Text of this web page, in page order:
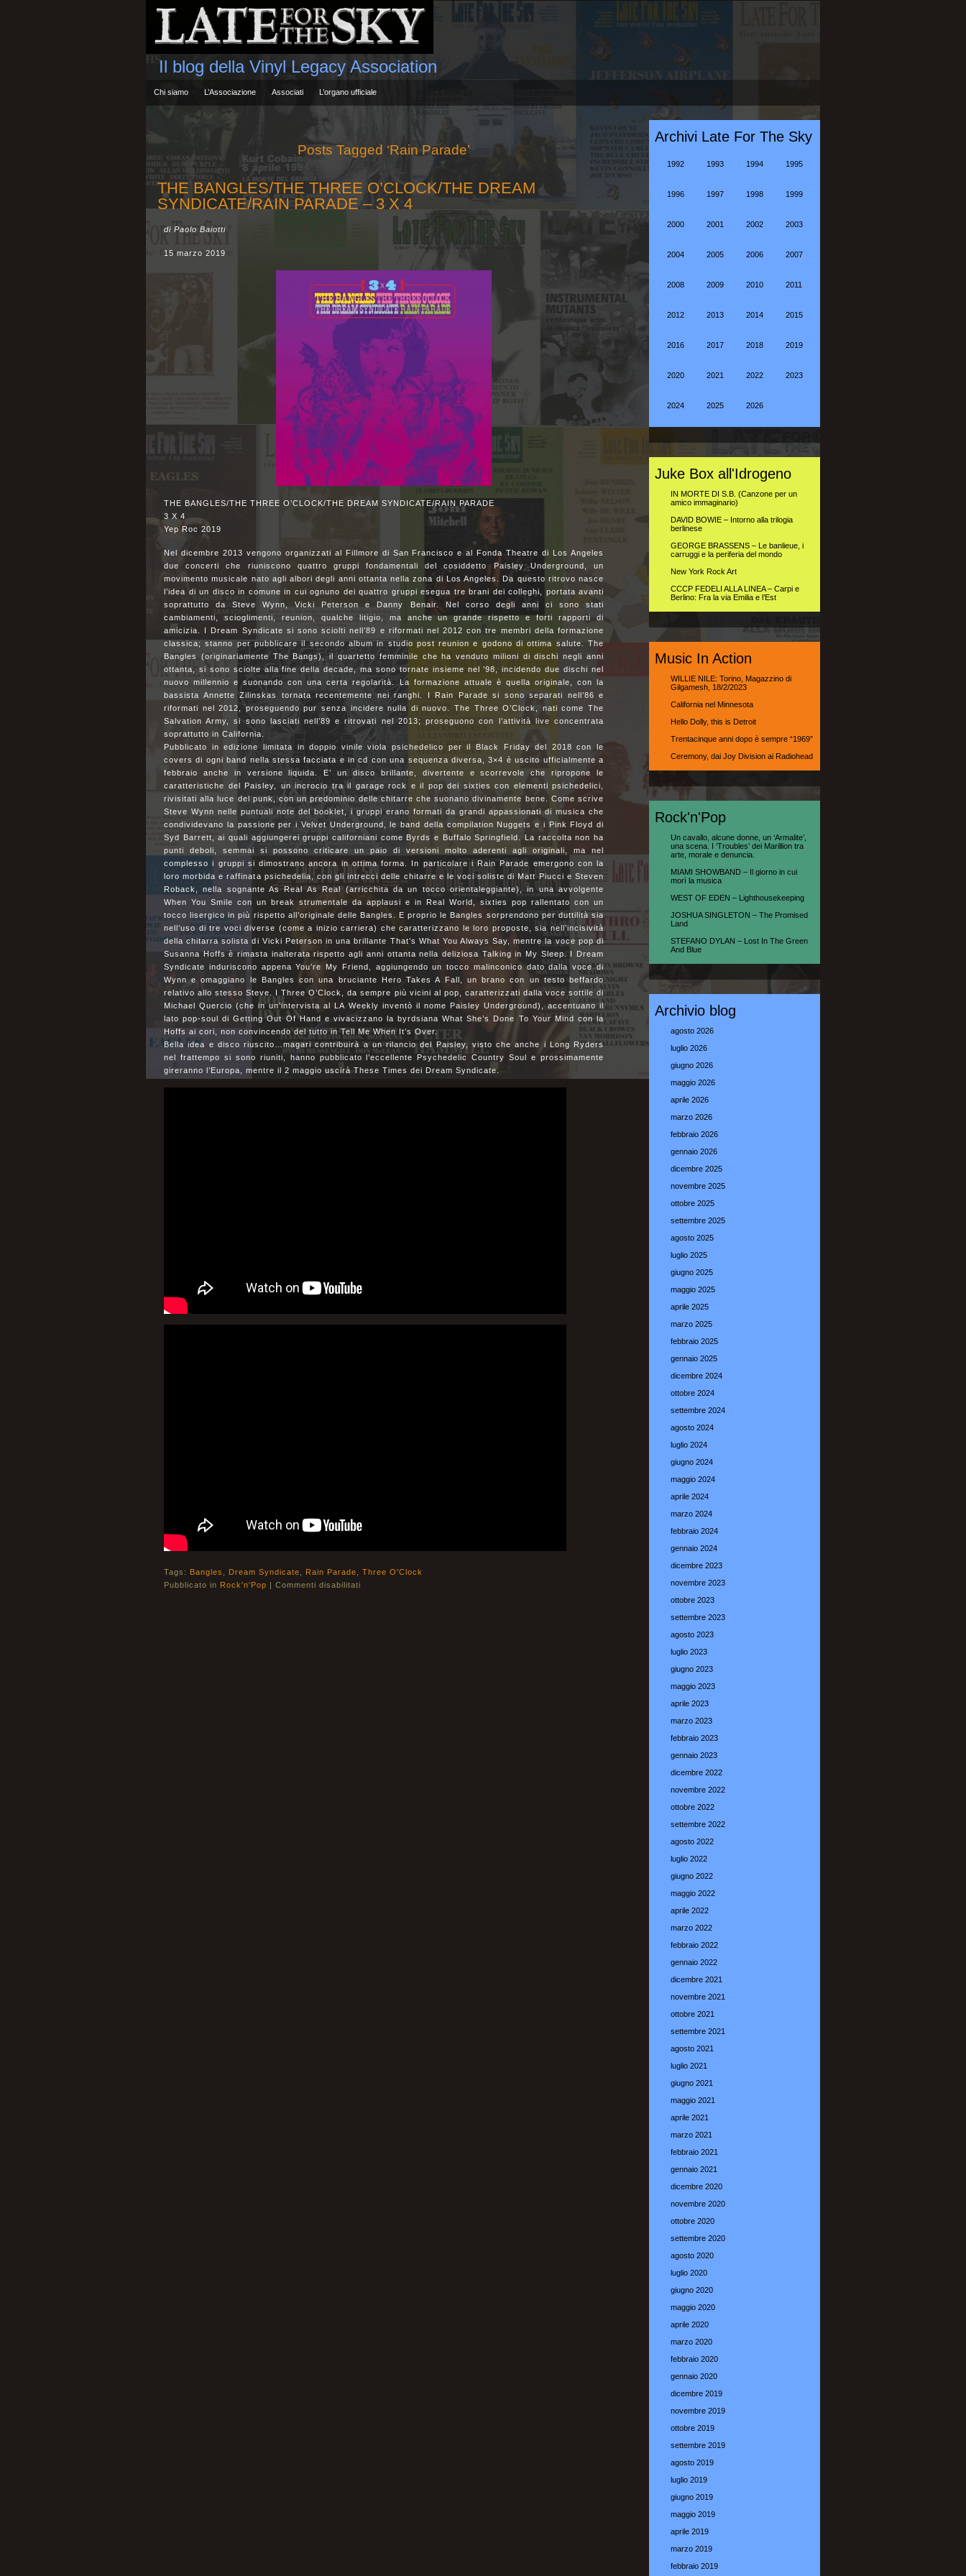
Il blog della Vinyl Legacy Association
Chi siamo L’Associazione Associati L’organo ufficiale
Posts Tagged ‘Rain Parade’
THE BANGLES/THE THREE O’CLOCK/THE DREAM
SYNDICATE/RAIN PARADE – 3 X 4
di Paolo Baiotti
15 marzo 2019
THE BANGLES/THE THREE O’CLOCK/THE DREAM SYNDICATE/RAIN PARADE
3 X 4
Yep Roc 2019
Nel dicembre 2013 vengono organizzati al Fillmore di San Francisco e al Fonda Theatre di Los Angeles
due concerti che riuniscono quattro gruppi fondamentali del cosiddetto Paisley Underground, un
movimento musicale nato agli albori degli anni ottanta nella zona di Los Angeles. Da questo ritrovo nasce
l’idea di un disco in comune in cui ognuno dei quattro gruppi esegua tre brani dei colleghi, portata avanti
soprattutto da Steve Wynn, Vicki Peterson e Danny Benair. Nel corso degli anni ci sono stati
cambiamenti, scioglimenti, reunion, qualche litigio, ma anche un grande rispetto e forti rapporti di
amicizia. I Dream Syndicate si sono sciolti nell’89 e riformati nel 2012 con tre membri della formazione
classica; stanno per pubblicare il secondo album in studio post reunion e godono di ottima salute. The
Bangles (originariamente The Bangs), il quartetto femminile che ha venduto milioni di dischi negli anni
ottanta, si sono sciolte alla fine della decade, ma sono tornate insieme nel ’98, incidendo due dischi nel
nuovo millennio e suonando con una certa regolarità. La formazione attuale è quella originale, con la
bassista Annette Zilinskas tornata recentemente nei ranghi. I Rain Parade si sono separati nell’86 e
riformati nel 2012, proseguendo pur senza incidere nulla di nuovo. The Three O’Clock, nati come The
Salvation Army, si sono lasciati nell’89 e ritrovati nel 2013; proseguono con l’attività live concentrata
soprattutto in California.
Pubblicato in edizione limitata in doppio vinile viola psichedelico per il Black Friday del 2018 con le
covers di ogni band nella stessa facciata e in cd con una sequenza diversa, 3×4 è uscito ufficialmente a
febbraio anche in versione liquida. E’ un disco brillante, divertente e scorrevole che ripropone le
caratteristiche del Paisley, un incrocio tra il garage rock e il pop dei sixties con elementi psichedelici,
rivisitati alla luce del punk, con un predominio delle chitarre che suonano divinamente bene. Come scrive
Steve Wynn nelle puntuali note del booklet, i gruppi erano formati da grandi appassionati di musica che
condividevano la passione per i Velvet Underground, le band della compilation Nuggets e i Pink Floyd di
Syd Barrett, ai quali aggiungerei gruppi californiani come Byrds e Buffalo Springfield. La raccolta non ha
punti deboli, semmai si possono criticare un paio di versioni molto aderenti agli originali, ma nel
complesso i gruppi si dimostrano ancora in ottima forma. In particolare i Rain Parade emergono con la
loro morbida e raffinata psichedelia, con gli intrecci delle chitarre e le voci soliste di Matt Piucci e Steven
Roback, nella sognante As Real As Real (arricchita da un tocco orientaleggiante), in una avvolgente
When You Smile con un break strumentale da applausi e in Real World, sixties pop rallentato con un
tocco lisergico in più rispetto all’originale delle Bangles. E proprio le Bangles sorprendono per duttilità sia
nell’uso di tre voci diverse (come a inizio carriera) che caratterizzano le loro proposte, sia nell’incisività
della chitarra solista di Vicki Peterson in una brillante That’s What You Always Say, mentre la voce pop di
Susanna Hoffs è rimasta inalterata rispetto agli anni ottanta nella deliziosa Talking in My Sleep. I Dream
Syndicate induriscono appena You’re My Friend, aggiungendo un tocco malinconico dato dalla voce di
Wynn e omaggiano le Bangles con una bruciante Hero Takes A Fall, un brano con un testo beffardo
relativo allo stesso Steve. I Three O’Clock, da sempre più vicini al pop, caratterizzati dalla voce sottile di
Michael Quercio (che in un’intervista al LA Weekly inventò il nome Paisley Underground), accentuano il
lato pop-soul di Getting Out Of Hand e vivacizzano la byrdsiana What She’s Done To Your Mind con la
Hoffs ai cori, non convincendo del tutto in Tell Me When It’s Over.
Bella idea e disco riuscito…magari contribuirà a un rilancio del Paisley, visto che anche i Long Ryders
nel frattempo si sono riuniti, hanno pubblicato l’eccellente Psychedelic Country Soul e prossimamente
gireranno l’Europa, mentre il 2 maggio uscirà These Times dei Dream Syndicate.
Tags: Bangles Dream Syndicate Rain Parade
Three O'Clock
Pubblicato in Rock'n'Pop | Commenti disabilitati
Archivi Late For The Sky
1992 1993 1994 1995
1996 1997 1998 1999
2000 2001 2002 2003
2004 2005 2006 2007
2008 2009 2010 2011
2012 2013 2014 2015
2016 2017 2018 2019
2020 2021 2022 2023
2024 2025 2026
Juke Box all'Idrogeno
IN MORTE DI S.B. (Canzone per un
amico immaginario)
DAVID BOWIE – Intorno alla trilogia
berlinese
GEORGE BRASSENS – Le banlieue, i
carruggi e la periferia del mondo
New York Rock Art
CCCP FEDELI ALLA LINEA – Carpi e
Berlino: Fra la via Emilia e l’Est
Music In Action
WILLIE NILE: Torino, Magazzino di
Gilgamesh, 18/2/2023
California nel Minnesota
Hello Dolly, this is Detroit
Trentacinque anni dopo è sempre “1969″
Ceremony, dai Joy Division ai Radiohead
Rock'n'Pop
Un cavallo, alcune donne, un ‘Armalite’,
una scena. I ‘Troubles’ dei Marillion tra
arte, morale e denuncia.
MIAMI SHOWBAND – Il giorno in cui
morì la musica
WEST OF EDEN – Lighthousekeeping
JOSHUA SINGLETON – The Promised
Land
STEFANO DYLAN – Lost In The Green
And Blue
Archivio blog
agosto 2026
luglio 2026
giugno 2026
maggio 2026
aprile 2026
marzo 2026
febbraio 2026
gennaio 2026
dicembre 2025
novembre 2025
ottobre 2025
settembre 2025
agosto 2025
luglio 2025
giugno 2025
maggio 2025
aprile 2025
marzo 2025
febbraio 2025
gennaio 2025
dicembre 2024
ottobre 2024
settembre 2024
agosto 2024
luglio 2024
giugno 2024
maggio 2024
aprile 2024
marzo 2024
febbraio 2024
gennaio 2024
dicembre 2023
novembre 2023
ottobre 2023
settembre 2023
agosto 2023
luglio 2023
giugno 2023
maggio 2023
aprile 2023
marzo 2023
febbraio 2023
gennaio 2023
dicembre 2022
novembre 2022
ottobre 2022
settembre 2022
agosto 2022
luglio 2022
giugno 2022
maggio 2022
aprile 2022
marzo 2022
febbraio 2022
gennaio 2022
dicembre 2021
novembre 2021
ottobre 2021
settembre 2021
agosto 2021
luglio 2021
giugno 2021
maggio 2021
aprile 2021
marzo 2021
febbraio 2021
gennaio 2021
dicembre 2020
novembre 2020
ottobre 2020
settembre 2020
agosto 2020
luglio 2020
giugno 2020
maggio 2020
aprile 2020
marzo 2020
febbraio 2020
gennaio 2020
dicembre 2019
novembre 2019
ottobre 2019
settembre 2019
agosto 2019
luglio 2019
giugno 2019
maggio 2019
aprile 2019
marzo 2019
febbraio 2019